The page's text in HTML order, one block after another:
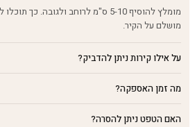
מומלץ להוסיף 5-10 ס"מ לרוחב ולגובה.
מושלם על הקיר.
על אילו קירות ניתן להדביק?
מה זמן האספקה?
האם הטפט ניתן להסרה?